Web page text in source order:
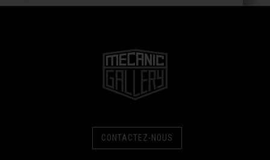
CONTACTEZ-NOUS